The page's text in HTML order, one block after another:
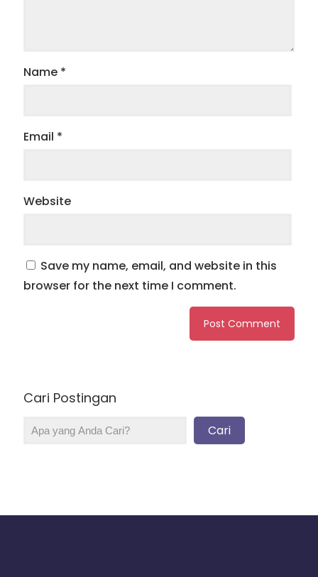
Name *
Email *
Website
Save my name, email, and website in this
browser for the next time I comment.
Cari Postingan
Cari